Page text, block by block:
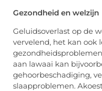
Gezondheid en welzijn
Geluidsoverlast op de
vervelend, het kan ook
aan lawaai kan
gehoorbeschadiging,
slaapproblemen.